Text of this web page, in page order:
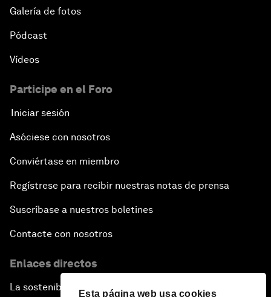
Esta página web usa cookies
Galería de fotos
Pódcast
Vídeos
Participe en el Foro
Iniciar sesión
Asóciese con nosotros
Conviértase en miembro
Regístrese para recibir nuestras notas de prensa
Suscríbase a nuestros boletines
Contacte con nosotros
Enlaces directos
La sostenibilidad en el Foro